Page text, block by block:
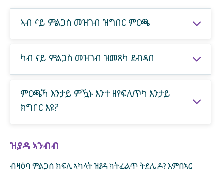
ኣብ ናይ ምልጋስ መዝገብ ዝግበር ምርጫ
ካብ ናይ ምልጋስ መዝገብ ዝመጸካ ደብዳበ
ምርጫኻ እንታይ ምዃኑ እንተ ዘየፍሊጥካ እንታይ
ክግበር እዩ?
ዝያዳ ኣንብብ
ብዛዕባ ምልጋስ ክፍሊ ኣካላት ዝያዳ ክትፈልጥ ትደሊ ዶ? እምበኣር